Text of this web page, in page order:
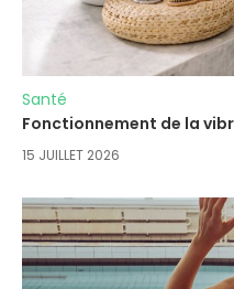
Santé
Fonctionnement de la
15 JUILLET 2026